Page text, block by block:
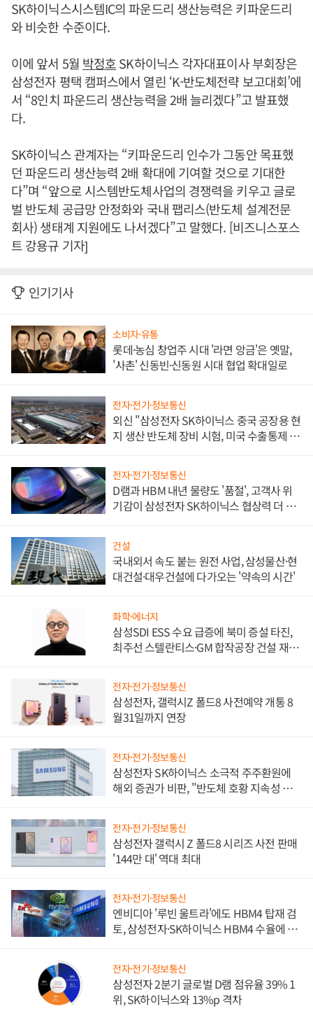
SK하이닉스시스템IC의 파운드리 생산능력은 키파운드리
와 비슷한 수준이다.
이에 앞서 5월 박정호SK하이닉스 각자대표이사 부회장은
삼성전자 평택 캠퍼스에서 열린 ‘K-반도체전략 보고대회’에
서 “8인치 파운드리 생산능력을 2배 늘리겠다”고 발표했
다.
SK하이닉스 관계자는 “키파운드리 인수가 그동안 목표했
던 파운드리 생산능력 2배 확대에 기여할 것으로 기대한
다”며 “앞으로 시스템반도체사업의 경쟁력을 키우고 글로
벌 반도체 공급망 안정화와 국내 팹리스(반도체 설계전문
회사) 생태계 지원에도 나서겠다”고 말했다. [비즈니스포스
트 강용규 기자]
인기기사
소비자·유통
롯데·농심 창업주 시대 '라면 앙금'은 옛말,
'사촌' 신동빈·신동원 시대 협업 확대일로
전자·전기·정보통신
외신 "삼성전자 SK하이닉스 중국 공장용 현
지 생산 반도체 장비 시험, 미국 수출통제 대
전자·전기·정보통신
D램과 HBM 내년 물량도 '품절', 고객사 위
기감이 삼성전자 SK하이닉스 협상력 더 키
건설
국내외서 속도 붙는 원전 사업, 삼성물산·현
대건설·대우건설에 다가오는 '약속의 시간'
화학·에너지
삼성SDI ESS 수요 급증에 북미 증설 타진,
최주선 스텔란티스·GM 합작공장 건설 재추
전자·전기·정보통신
삼성전자, 갤럭시Z 폴드8 사전예약 개통 8
월31일까지 연장
전자·전기·정보통신
삼성전자 SK하이닉스 소극적 주주환원에
해외 증권가 비판, "반도체 호황 지속성 의
전자·전기·정보통신
삼성전자 갤럭시 Z 폴드8 시리즈 사전 판매
'144만 대' 역대 최대
전자·전기·정보통신
엔비디아 '루빈 울트라'에도 HBM4 탑재 검
토, 삼성전자·SK하이닉스 HBM4 수율에 주
전자·전기·정보통신
삼성전자 2분기 글로벌 D램 점유율 39% 1
위, SK하이닉스와 13%p 격차